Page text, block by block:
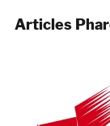
Articles